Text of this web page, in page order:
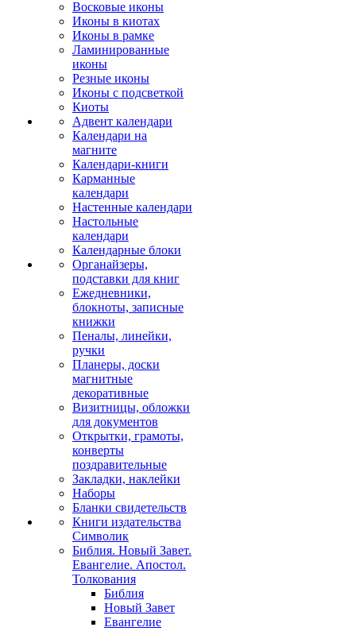
Восковые иконы
Иконы в киотах
Иконы в рамке
Ламинированные
иконы
Резные иконы
Иконы с подсветкой
Киоты
Адвент календари
Календари на
магните
Календари-книги
Карманные
календари
Настенные календари
Настольные
календари
Календарные блоки
Органайзеры,
подставки для книг
Ежедневники,
блокноты, записные
книжки
Пеналы, линейки,
ручки
Планеры, доски
магнитные
декоративные
Визитницы, обложки
для документов
Открытки, грамоты,
конверты
поздравительные
Закладки, наклейки
Наборы
Бланки свидетельств
Книги издательства
Символик
Библия. Новый Завет.
Евангелие. Апостол.
Толкования
Библия
Новый Завет
Евангелие